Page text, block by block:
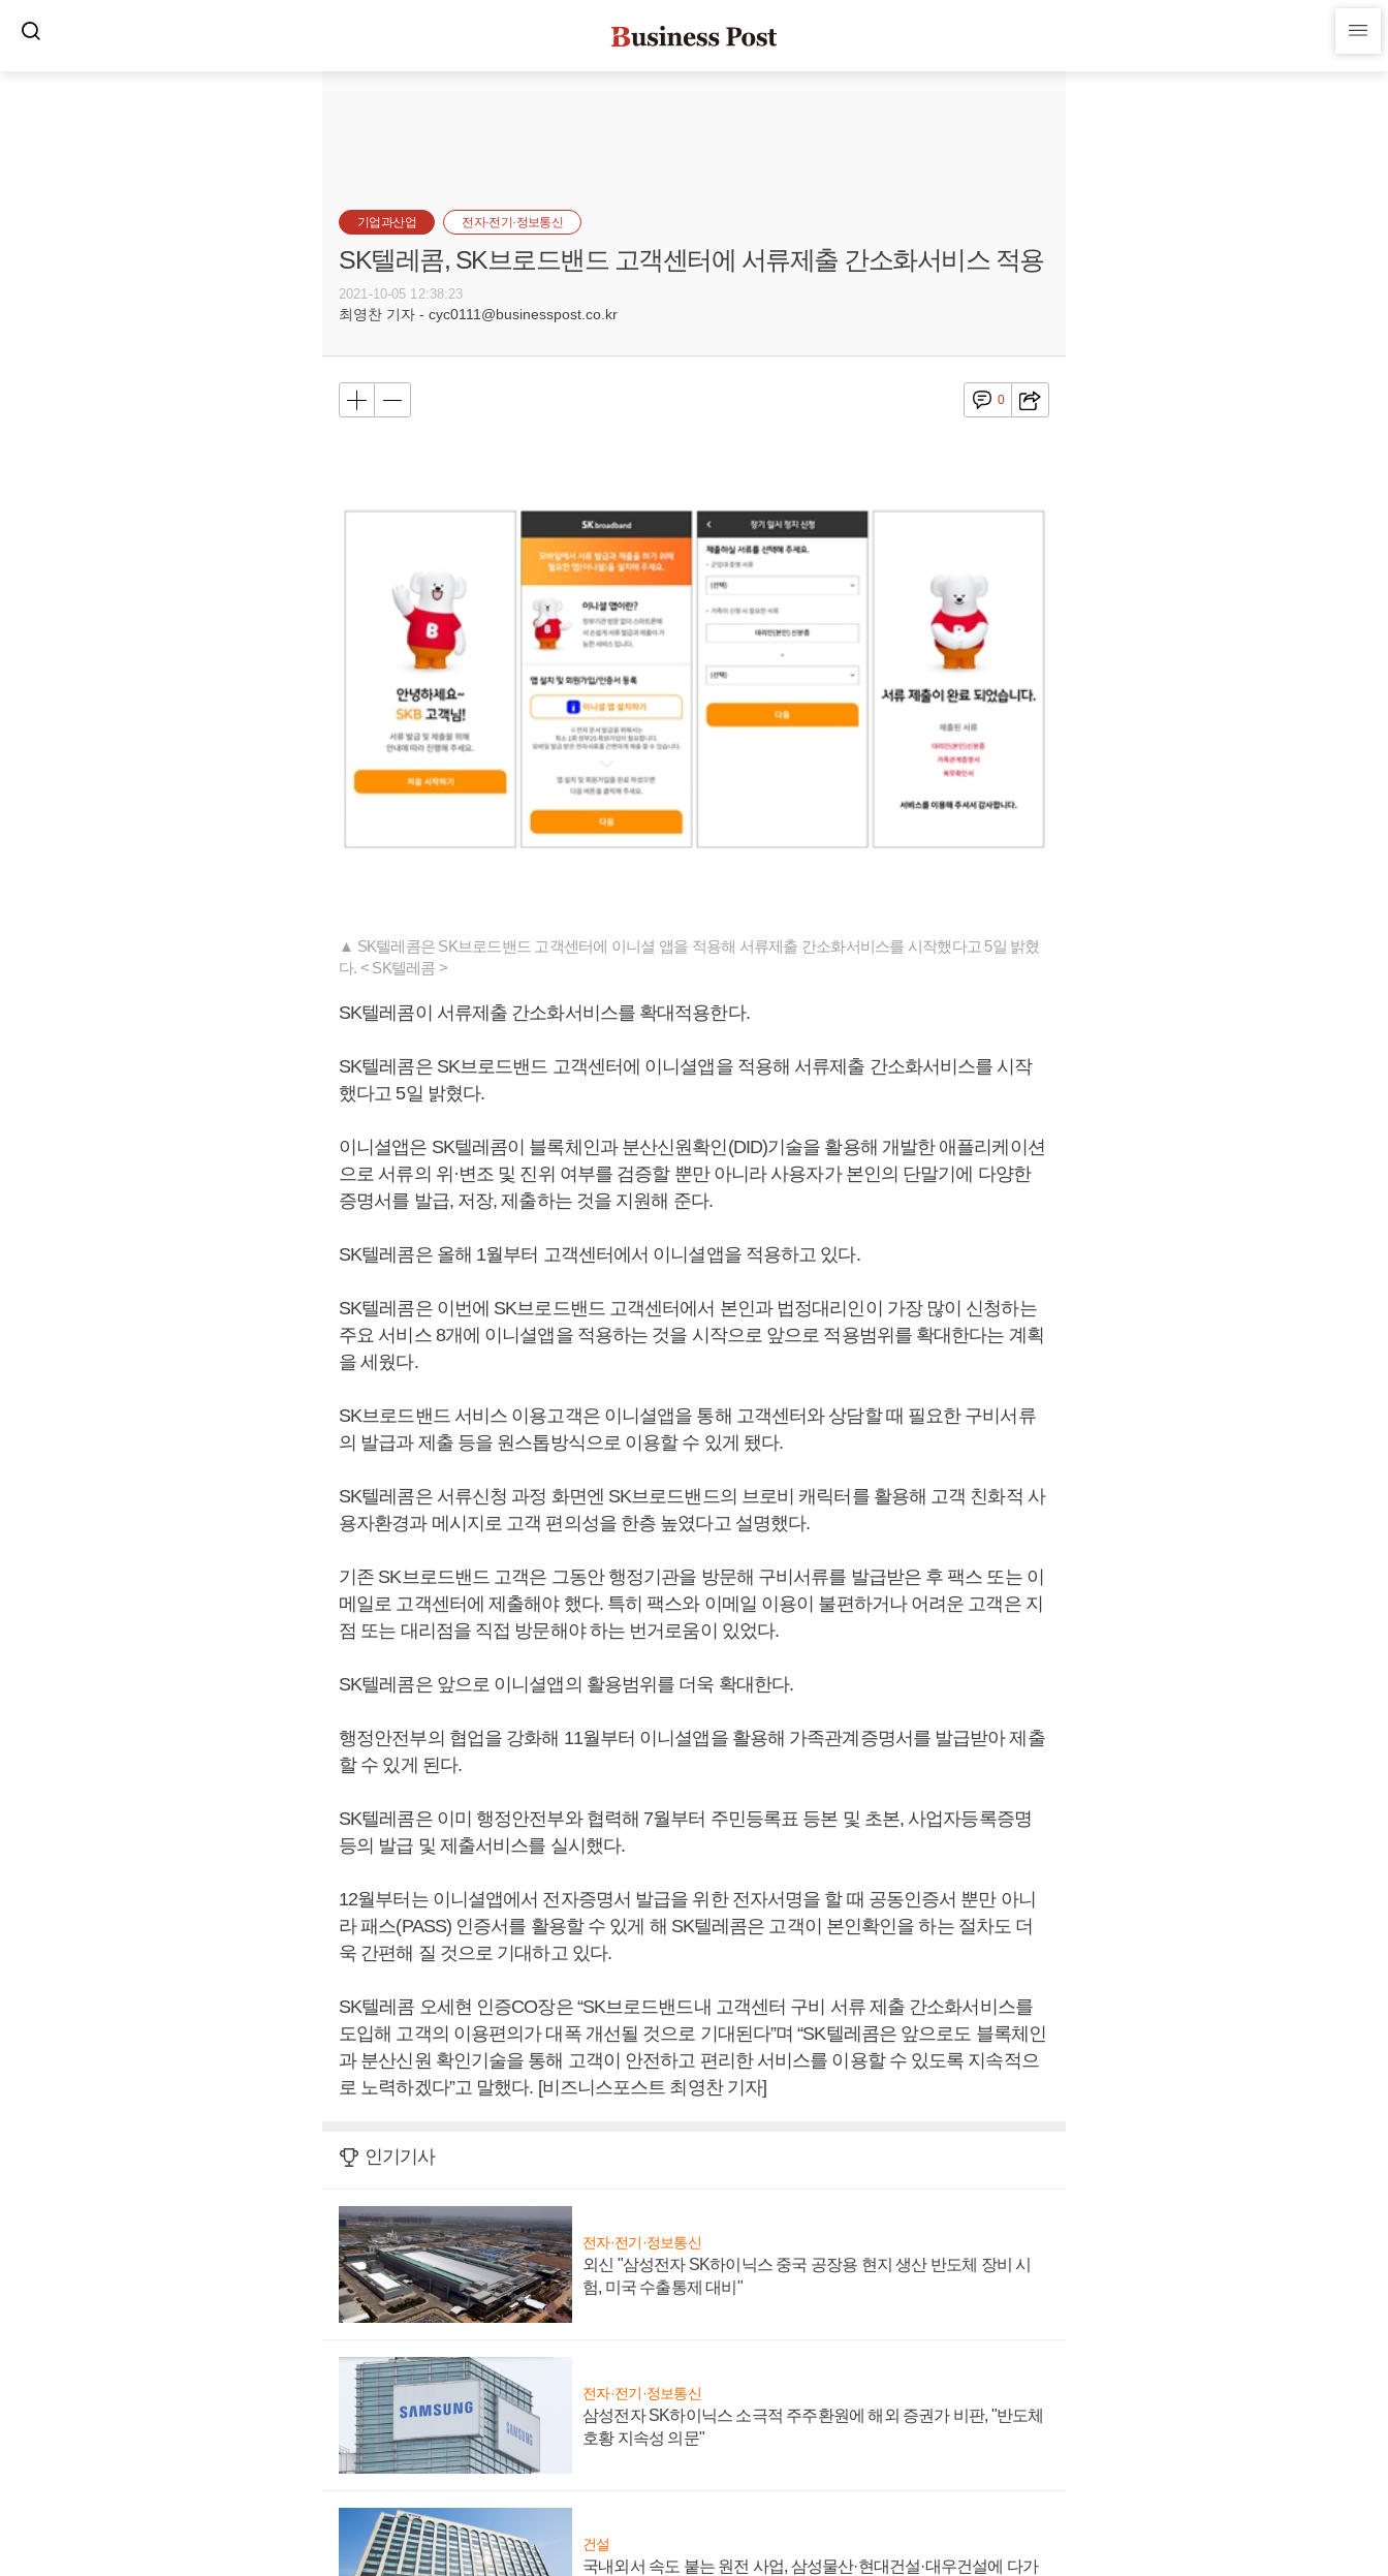
기업과산업 전자·전기·정보통신
SK텔레콤, SK브로드밴드 고객센터에 서류제출 간소화서비스 적용
2021-10-05 12:38:23
최영찬 기자 - cyc0111@businesspost.co.kr
0
▲ SK텔레콤은 SK브로드밴드 고객센터에 이니셜 앱을 적용해 서류제출 간소화서비스를 시작했다고 5일 밝혔
다. < SK텔레콤 >
SK텔레콤이 서류제출 간소화서비스를 확대적용한다.
SK텔레콤은 SK브로드밴드 고객센터에 이니셜앱을 적용해 서류제출 간소화서비스를 시작
했다고 5일 밝혔다.
이니셜앱은 SK텔레콤이 블록체인과 분산신원확인(DID)기술을 활용해 개발한 애플리케이션
으로 서류의 위·변조 및 진위 여부를 검증할 뿐만 아니라 사용자가 본인의 단말기에 다양한
증명서를 발급, 저장, 제출하는 것을 지원해 준다.
SK텔레콤은 올해 1월부터 고객센터에서 이니셜앱을 적용하고 있다.
SK텔레콤은 이번에 SK브로드밴드 고객센터에서 본인과 법정대리인이 가장 많이 신청하는
주요 서비스 8개에 이니셜앱을 적용하는 것을 시작으로 앞으로 적용범위를 확대한다는 계획
을 세웠다.
SK브로드밴드 서비스 이용고객은 이니셜앱을 통해 고객센터와 상담할 때 필요한 구비서류
의 발급과 제출 등을 원스톱방식으로 이용할 수 있게 됐다.
SK텔레콤은 서류신청 과정 화면엔 SK브로드밴드의 브로비 캐릭터를 활용해 고객 친화적 사
용자환경과 메시지로 고객 편의성을 한층 높였다고 설명했다.
기존 SK브로드밴드 고객은 그동안 행정기관을 방문해 구비서류를 발급받은 후 팩스 또는 이
메일로 고객센터에 제출해야 했다. 특히 팩스와 이메일 이용이 불편하거나 어려운 고객은 지
점 또는 대리점을 직접 방문해야 하는 번거로움이 있었다.
SK텔레콤은 앞으로 이니셜앱의 활용범위를 더욱 확대한다.
행정안전부의 협업을 강화해 11월부터 이니셜앱을 활용해 가족관계증명서를 발급받아 제출
할 수 있게 된다.
SK텔레콤은 이미 행정안전부와 협력해 7월부터 주민등록표 등본 및 초본, 사업자등록증명
등의 발급 및 제출서비스를 실시했다.
12월부터는 이니셜앱에서 전자증명서 발급을 위한 전자서명을 할 때 공동인증서 뿐만 아니
라 패스(PASS) 인증서를 활용할 수 있게 해 SK텔레콤은 고객이 본인확인을 하는 절차도 더
욱 간편해 질 것으로 기대하고 있다.
SK텔레콤 오세현 인증CO장은 “SK브로드밴드내 고객센터 구비 서류 제출 간소화서비스를
도입해 고객의 이용편의가 대폭 개선될 것으로 기대된다”며 “SK텔레콤은 앞으로도 블록체인
과 분산신원 확인기술을 통해 고객이 안전하고 편리한 서비스를 이용할 수 있도록 지속적으
로 노력하겠다”고 말했다. [비즈니스포스트 최영찬 기자]
인기기사
전자·전기·정보통신
외신 "삼성전자 SK하이닉스 중국 공장용 현지 생산 반도체 장비 시
험, 미국 수출통제 대비"
전자·전기·정보통신
삼성전자 SK하이닉스 소극적 주주환원에 해외 증권가 비판, "반도체
호황 지속성 의문"
건설
국내외서 속도 붙는 원전 사업, 삼성물산·현대건설·대우건설에 다가